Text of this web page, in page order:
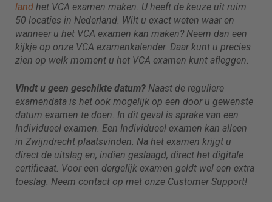
land het VCA examen maken. U heeft de keuze uit ruim
50 locaties in Nederland. Wilt u exact weten waar en
wanneer u het VCA examen kan maken? Neem dan een
kijkje op onze VCA examenkalender. Daar kunt u precies
zien op welk moment u het VCA examen kunt afleggen.
Vindt u geen geschikte datum? Naast de reguliere
examendata is het ook mogelijk op een door u gewenste
datum examen te doen. In dit geval is sprake van een
Individueel examen. Een Individueel examen kan alleen
in Zwijndrecht plaatsvinden. Na het examen krijgt u
direct de uitslag en, indien geslaagd, direct het digitale
certificaat. Voor een dergelijk examen geldt wel een extra
toeslag. Neem contact op met onze Customer Support!